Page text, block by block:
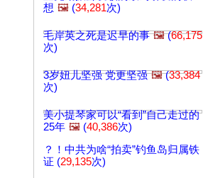
想 🖼️ (34,281次)
毛岸英之死是迟早的事 🖼️(66,175
次)
3岁妞儿坚强 党更坚强 🖼️(33,384
次)
美小提琴家可以“看到”自己走过的
25年 🖼️ (40,386次)
？！中共为啥“拍卖”钓鱼岛归属铁
证 (29,135次)